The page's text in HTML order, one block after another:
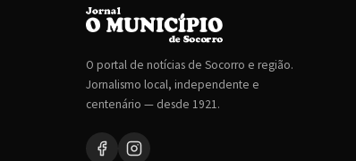
O portal de notícias de Socorro e região.
Jornalismo local, independente e
centenário — desde 1921.